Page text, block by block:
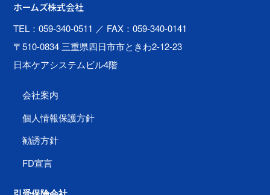
ホームズ株式会社
TEL：059-340-0511 ／ FAX：059-340-0141
〒510-0834 三重県四日市市ときわ2-12-23
日本ケアシステムビル4階
会社案内
個人情報保護方針
勧誘方針
FD宣言